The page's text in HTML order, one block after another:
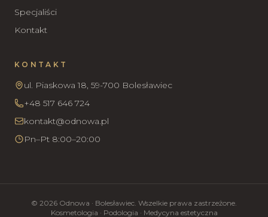
Specjaliści
Kontakt
KONTAKT
ul. Piaskowa 18, 59-700 Bolesławiec
+48 517 646 724
kontakt@odnowa.pl
Pn–Pt 8:00–20:00
© 2026 Odnowa · Bolesławiec. Wszelkie prawa zastrzeżone.
Kosmetologia · Podologia · Medycyna estetyczna